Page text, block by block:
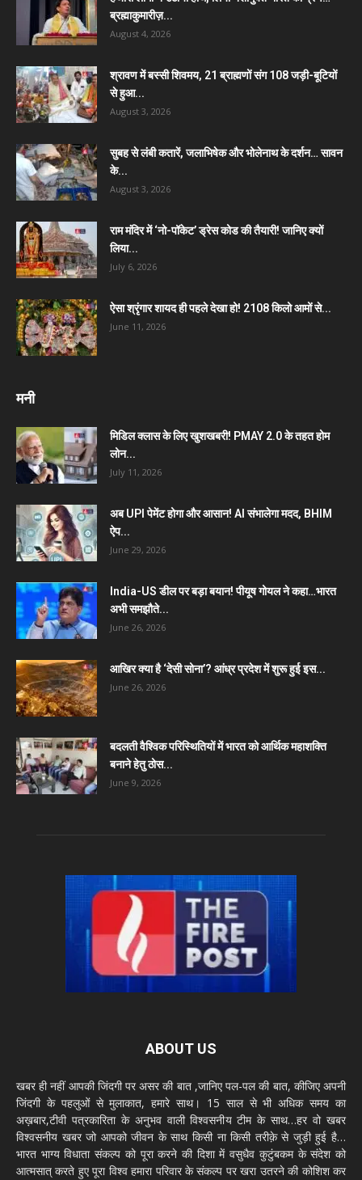
ब्रह्माकुमारीज़...
August 4, 2026
श्रावण में बस्सी शिवमय, 21 ब्राह्मणों संग 108 जड़ी-बूटियों
से हुआ...
August 3, 2026
सुबह से लंबी कतारें, जलाभिषेक और भोलेनाथ के दर्शन… सावन
के...
August 3, 2026
राम मंदिर में ‘नो-पॉकेट’ ड्रेस कोड की तैयारी! जानिए क्यों
लिया...
July 6, 2026
ऐसा श्रृंगार शायद ही पहले देखा हो! 2108 किलो आमों से...
June 11, 2026
मनी
मिडिल क्लास के लिए खुशखबरी! PMAY 2.0 के तहत होम
लोन...
July 11, 2026
अब UPI पेमेंट होगा और आसान! AI संभालेगा मदद, BHIM
ऐप...
June 29, 2026
India-US डील पर बड़ा बयान! पीयूष गोयल ने कहा…भारत
अभी समझौते...
June 26, 2026
आखिर क्या है ‘देसी सोना’? आंध्र प्रदेश में शुरू हुई इस...
June 26, 2026
बदलती वैश्विक परिस्थितियों में भारत को आर्थिक महाशक्ति
बनाने हेतु ठोस...
June 9, 2026
ABOUT US
खबर ही नहीं आपकी जिंदगी पर असर की बात ,जानिए पल-पल की बात, कीजिए अपनी
जिंदगी के पहलुओं से मुलाकात, हमारे साथ। 15 साल से भी अधिक समय का
अख़बार,टीवी पत्रकारिता के अनुभव वाली विश्वसनीय टीम के साथ…हर वो खबर
विश्वसनीय खबर जो आपको जीवन के साथ किसी ना किसी तरीक़े से जुड़ी हुई है…
भारत भाग्य विधाता संकल्प को पूरा करने की दिशा में वसुधैव कुटुंबकम के संदेश को
आत्मसात् करते हुए पूरा विश्व हमारा परिवार के संकल्प पर खरा उतरने की कोशिश कर